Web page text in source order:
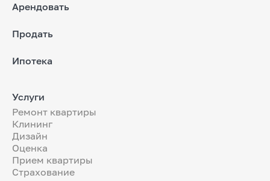
Арендовать
Продать
Ипотека
Услуги
Ремонт квартиры
Клининг
Дизайн
Оценка
Прием квартиры
Страхование